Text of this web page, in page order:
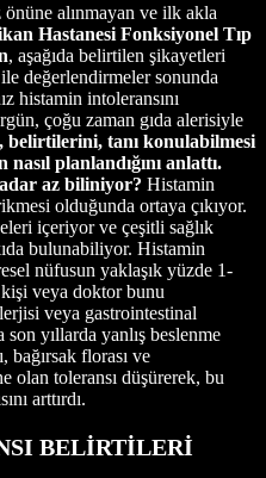
alınmayan ve ilk akla
Hastanesi Fonksiyonel Tıp
, aşağıda belirtilen şikayetleri
değerlendirmeler sonunda
histamin intoleransını
çoğu zaman gıda alerisiyle
belirtilerini, tanı konulabilmesi
planlandığını anlattı.
az biliniyor? Histamin
olduğunda ortaya çıkıyor.
içeriyor ve çeşitli sağlık
bulunabiliyor. Histamin
nüfusun yaklaşık yüzde 1-
veya doktor bunu
veya gastrointestinal
yıllarda yanlış beslenme
bağırsak florası ve
olan toleransı düşürerek, bu
arttırdı.
BELİRTİLERİ